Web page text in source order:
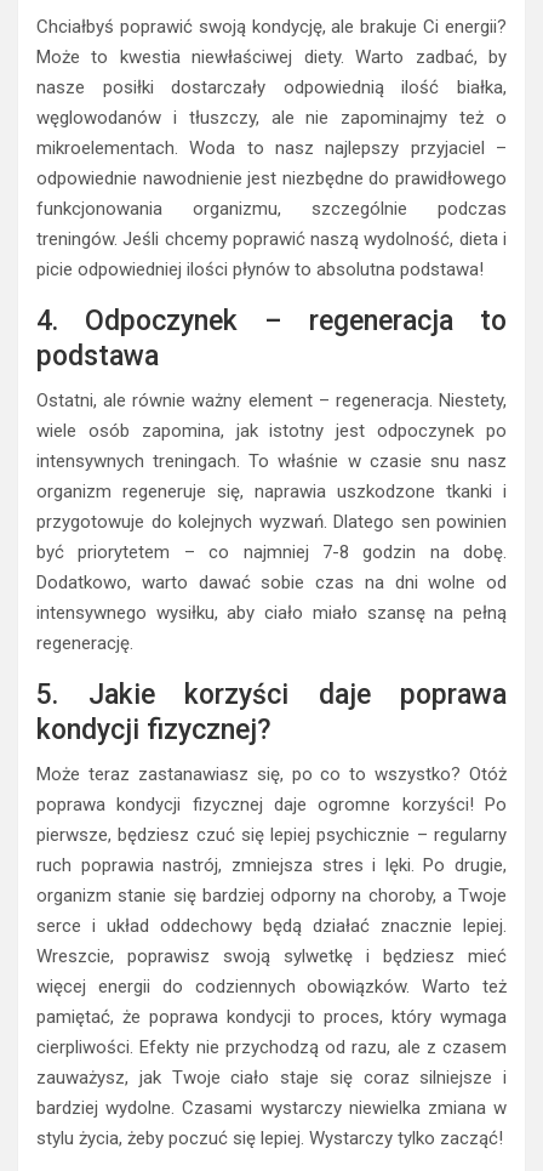
Chciałbyś poprawić swoją kondycję, ale brakuje Ci energii?
Może to kwestia niewłaściwej diety. Warto zadbać, by
nasze posiłki dostarczały odpowiednią ilość białka,
węglowodanów i tłuszczy, ale nie zapominajmy też o
mikroelementach. Woda to nasz najlepszy przyjaciel –
odpowiednie nawodnienie jest niezbędne do prawidłowego
funkcjonowania organizmu, szczególnie podczas
treningów. Jeśli chcemy poprawić naszą wydolność, dieta i
picie odpowiedniej ilości płynów to absolutna podstawa!
4. Odpoczynek – regeneracja to
podstawa
Ostatni, ale równie ważny element – regeneracja. Niestety,
wiele osób zapomina, jak istotny jest odpoczynek po
intensywnych treningach. To właśnie w czasie snu nasz
organizm regeneruje się, naprawia uszkodzone tkanki i
przygotowuje do kolejnych wyzwań. Dlatego sen powinien
być priorytetem – co najmniej 7-8 godzin na dobę.
Dodatkowo, warto dawać sobie czas na dni wolne od
intensywnego wysiłku, aby ciało miało szansę na pełną
regenerację.
5. Jakie korzyści daje poprawa
kondycji fizycznej?
Może teraz zastanawiasz się, po co to wszystko? Otóż
poprawa kondycji fizycznej daje ogromne korzyści! Po
pierwsze, będziesz czuć się lepiej psychicznie – regularny
ruch poprawia nastrój, zmniejsza stres i lęki. Po drugie,
organizm stanie się bardziej odporny na choroby, a Twoje
serce i układ oddechowy będą działać znacznie lepiej.
Wreszcie, poprawisz swoją sylwetkę i będziesz mieć
więcej energii do codziennych obowiązków. Warto też
pamiętać, że poprawa kondycji to proces, który wymaga
cierpliwości. Efekty nie przychodzą od razu, ale z czasem
zauważysz, jak Twoje ciało staje się coraz silniejsze i
bardziej wydolne. Czasami wystarczy niewielka zmiana w
stylu życia, żeby poczuć się lepiej. Wystarczy tylko zacząć!